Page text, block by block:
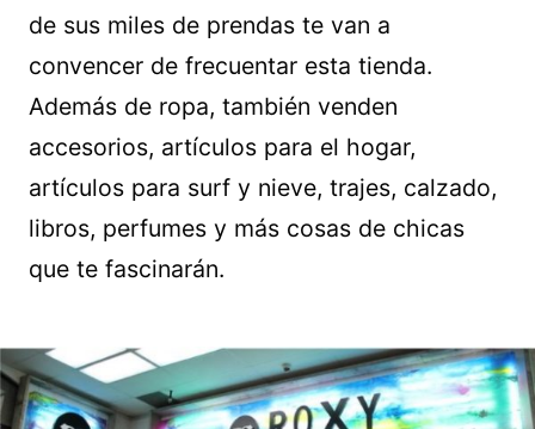
de sus miles de prendas te van a
convencer de frecuentar esta tienda.
Además de ropa, también venden
accesorios, artículos para el hogar,
artículos para surf y nieve, trajes, calzado,
libros, perfumes y más cosas de chicas
que te fascinarán.